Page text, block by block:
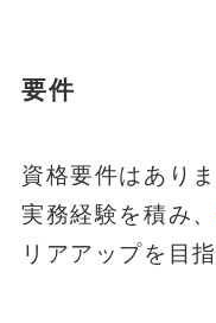
要件
資格要件はあり
実務経験を積み、
リアアップを目